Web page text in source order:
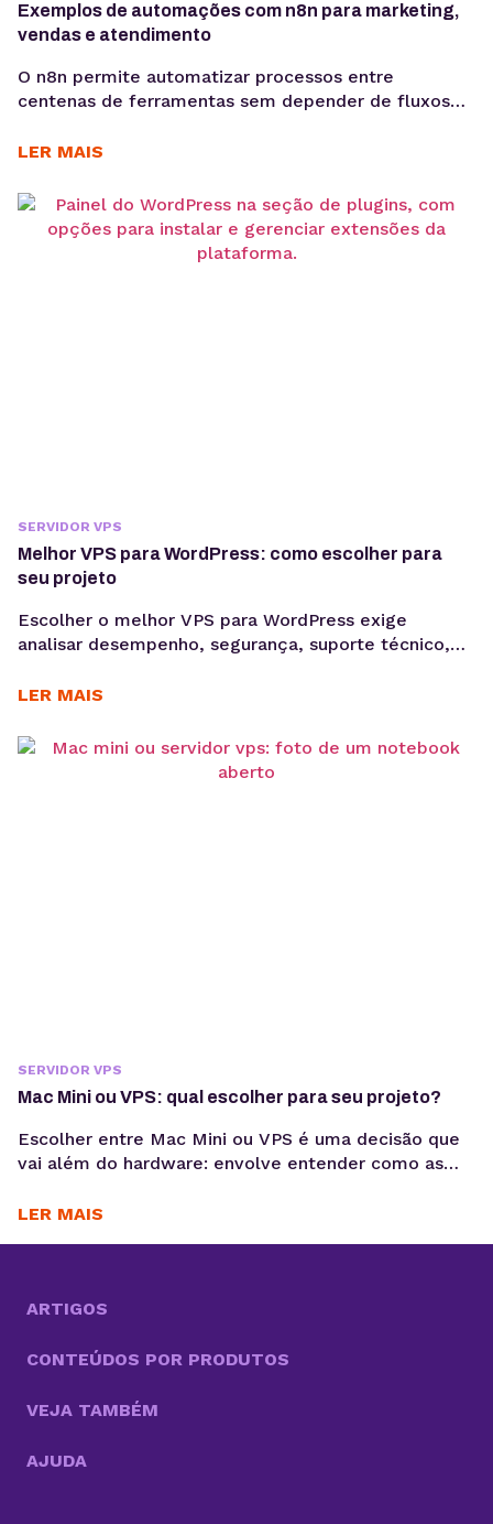
Exemplos de automações com n8n para marketing,
vendas e atendimento
O n8n permite automatizar processos entre
centenas de ferramentas sem depender de fluxos
marketing, vendas, atendimento e desenvolvimento.
rotina de empresas que precisam aumentar a
eficiência operacional, reduzir erros manuais e
integrar sistemas que não se comunicam
LER MAIS
SERVIDOR VPS
Melhor VPS para WordPress: como escolher para
seu projeto
Escolher o melhor VPS para WordPress exige
analisar desempenho, segurança, suporte técnico,
custos para manter projetos profissionais estáveis,
projeto WordPress cresce, a hospedagem
compartilhada pode deixar de acompanhar a
LER MAIS
SERVIDOR VPS
Mac Mini ou VPS: qual escolher para seu projeto?
Escolher entre Mac Mini ou VPS é uma decisão que
vai além do hardware: envolve entender como as
ao longo do tempo. Quando for desenvolver o seu
LER MAIS
ARTIGOS
CONTEÚDOS POR PRODUTOS
VEJA TAMBÉM
AJUDA